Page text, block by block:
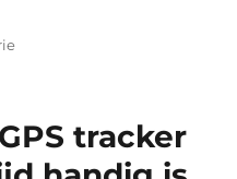
tracker